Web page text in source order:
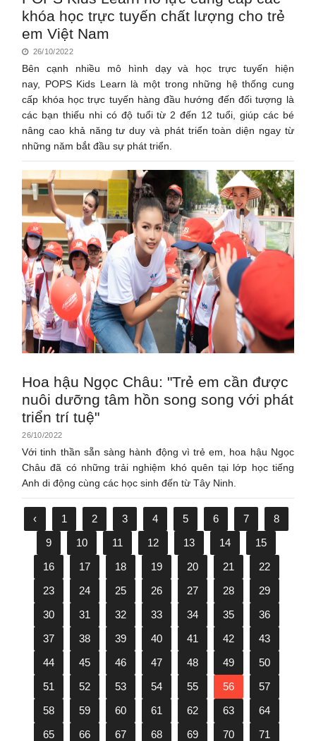
khóa học trực tuyến chất lượng cho trẻ
em Việt Nam
26/10/2022
Bên cạnh nhiều mô hình dạy và học trực tuyến hiện
nay, POPS Kids Learn là một trong những hệ thống cung
cấp khóa học trực tuyến hàng đầu hướng đến đối tượng là
các bạn thiếu nhi có độ tuổi từ 2 đến 12 tuổi, giúp các bé
nâng cao khả năng tư duy và phát triển toàn diện ngay từ
những năm bắt đầu sự phát triển.
Hoa hậu Ngọc Châu: "Trẻ em cần được
nuôi dưỡng tâm hồn song song với phát
triển trí tuệ"
26/10/2022
Với tinh thần sẵn sàng hành động vì trẻ em, hoa hậu Ngọc
Châu đã có những trải nghiệm khó quên tại lớp học tiếng
Anh di động cùng các học sinh đến từ Tây Ninh.
‹ 1 2 3 4 5 6 7
8
9
10 11 12 13 14
15
16
17 18 19 20 21
22
23
24 25 26 27 28
29
30
31 32 33 34 35
36
37
38 39 40 41 42
43
44
45 46 47 48 49
50
51
52 53 54 55 56
57
58
59 60 61 62 63
64
65
66 67 68 69 70
71